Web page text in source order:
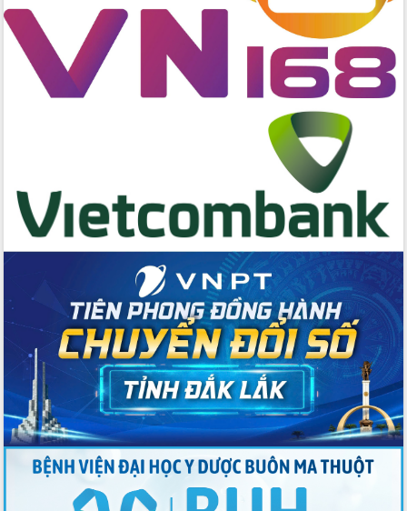
Đắk Lắk đẩy mạnh nuôi biển công
nghệ, hướng tới phát triển thủy sản
bền vững
Tập huấn nâng cao năng lực triển khai
chuyển đổi số cho cán bộ, công chức
Đẩy mạnh cải cách hành chính, quyết
tâm đạt được mục tiêu tăng trưởng
hai con số trong năm 2026
Tổ chức trang trọng Lễ hội Đền thờ
Lương Văn Chánh năm 2026
Phó Bí thư Tỉnh ủy Đắk Lắk Đỗ Hữu
Huy giữ chức Bí thư Đảng ủy Ủy Ban
Nhân dân tỉnh
Bệnh án điện tử thúc đẩy chuyển đổi
số y tế tại Đắk Lắk
Chuyển đổi số thư viện: Mở rộng
không gian tri thức trong thời đại số
Đánh giá, rút kinh nghiệm công tác tổ
chức diễn tập trước ngày bầu cử
Chương trình “Gặp gỡ hữu nghị –
Friendship Meeting New Year 2026”